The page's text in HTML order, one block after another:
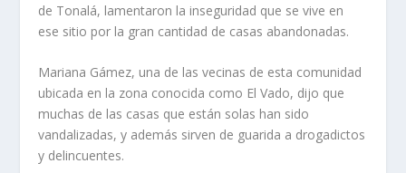
de Tonalá, lamentaron la inseguridad que se vive en
ese sitio por la gran cantidad de casas abandonadas.
Mariana Gámez, una de las vecinas de esta comuni­dad
ubicada en la zona cono­cida como El Vado, dijo que
muchas de las casas que están solas han sido
vandalizadas, y además sirven de guarida a drogadictos
y delincuentes.